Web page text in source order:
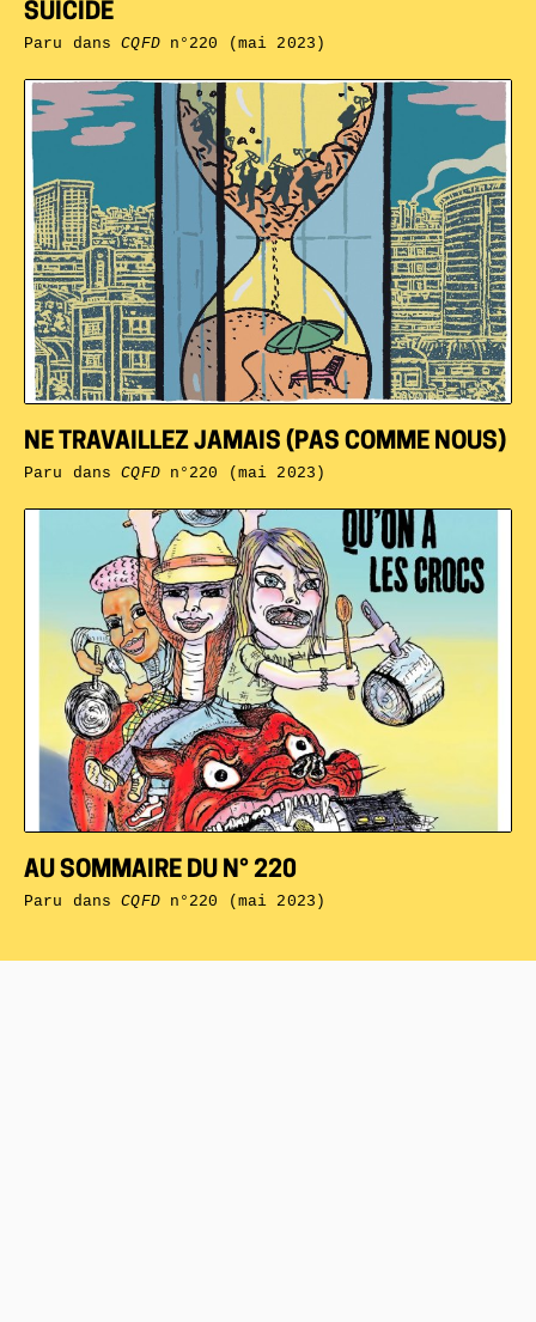
AU SOMMAIRE DU N° 220
Paru dansCQFDn°220 (mai 2023)
NE TRAVAILLEZ JAMAIS (PAS COMME NOUS)
Paru dansCQFDn°220 (mai 2023)
SUICIDE
Paru dansCQFDn°220 (mai 2023)